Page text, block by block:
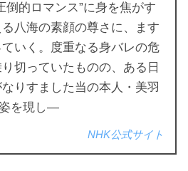
倒的ロマンス”に身を焦がす
八海の素顔の尊さに、ます
いく。度重なる身バレの危
切っていたものの、ある日
りすました当の本人・美羽
を現し―
NHK公式サイト